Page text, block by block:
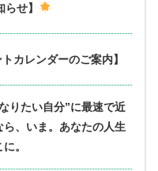
らせ】
カレンダーのご案内】
りたい自分”に最速で近
、いま。あなたの人生
。